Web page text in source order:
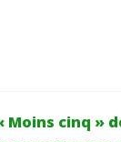
Moins cinq »